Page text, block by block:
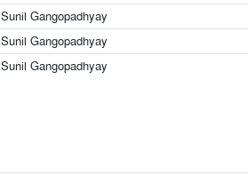
Sunil Gangopadhyay
Sunil Gangopadhyay
Sunil Gangopadhyay